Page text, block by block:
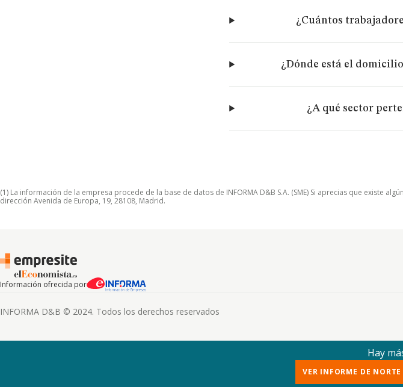
¿Cuántos
¿Dónde está el
¿A qué sector
(1) La información de la empresa procede de la base de datos de INFORMA D&B S.A. (SME) Si aprecias que existe
dirección Avenida de Europa, 19, 28108, Madrid.
Información ofrecida por
INFORMA D&B © 2024. Todos los derechos reservados
Hay
VER INFORME DE